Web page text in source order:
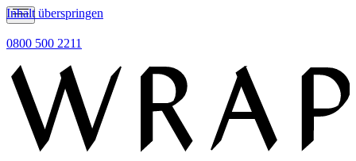
Inhalt überspringen
0800 500 2211